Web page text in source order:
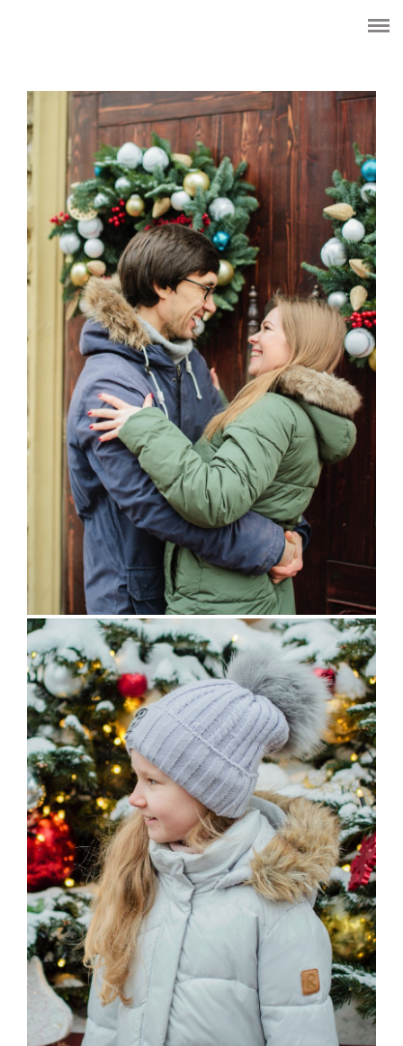
WEDDING
CЕМЬЯ
ПОРТРЕТ
LOVE STORY
ЦЕНЫ
КОНТАКТЫ
ОТЗЫВЫ